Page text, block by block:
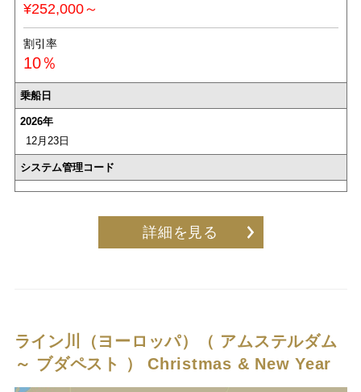
¥252,000～
割引率
10％
乗船日
2026年
12月23日
システム管理コード
詳細を見る
ライン川（ヨーロッパ）（ アムステルダム
～ ブダペスト ） Christmas & New Year